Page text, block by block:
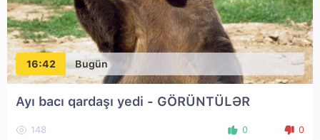
16:42 Bugün
Ayı bacı qardaşı yedi - GÖRÜNTÜLƏR
148 0 0